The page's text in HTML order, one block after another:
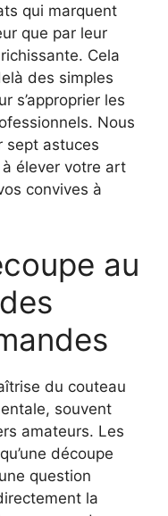
qui marquent
que par leur
Cela
des simples
s’approprier les
Nous
sept astuces
élever votre art
convives à
au
du couteau
souvent
amateurs. Les
découpe
question
la